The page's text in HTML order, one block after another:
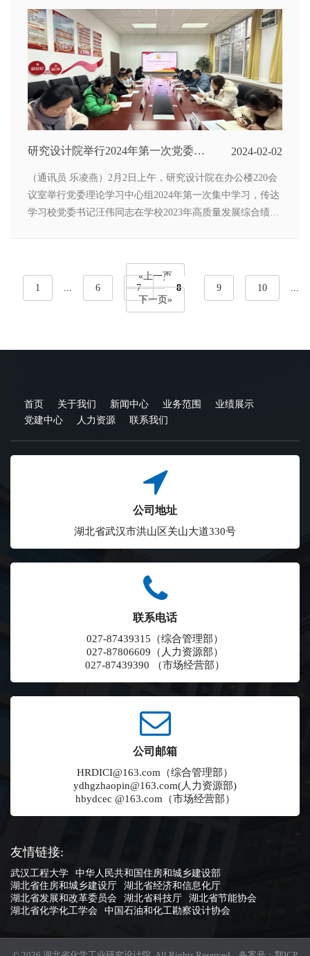
雪一点点凿碎、铲除，为防止路面湿滑，在最易摔跤的地面
铺上地毯和草垫。大家干得热火朝天，忙碌的身影在凛冽的
寒风中构成了一道靓丽的风景线。
研究设计院举行2024年第一次党委理
2024-02-02
（通讯员 乐凌燕）2月2日上午，研究设计院在办公楼220会
议室举行党委理论学习中心组2024年第一次集中学习，传达
学习校党委书记汪伟同志在学校2023年高质量发展综合绩效
«上一页
1
... 6 7 8 9 10
...
下一页»
首页 关于我们 新闻中心 业务范围
业绩展示
党建中心
人力资源 联系我们
公司地址
湖北省武汉市洪山区关山大道330号
联系电话
027-87439315（综合管理部）
027-87806609（人力资源部）
027-87439390 （市场经营部）
公司邮箱
HRDICI@163.com（综合管理部）
ydhgzhaopin@163.com(人力资源部)
hbydcec @163.com（市场经营部）
友情链接:
武汉工程大学
中华人民共和国住房和城乡建设部
湖北省住房和城乡建设厅
湖北省经济和信息化厅
湖北省发展和改革委员会
湖北省科技厅
湖北省节能协会
湖北省化学化工学会
中国石油和化工勘察设计协会